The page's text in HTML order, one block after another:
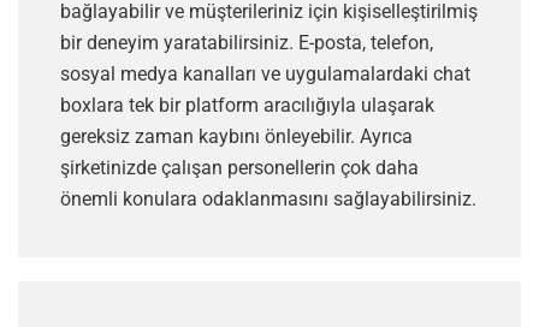
bağlayabilir ve müşterileriniz için kişiselleştirilmiş
bir deneyim yaratabilirsiniz. E-posta, telefon,
sosyal medya kanalları ve uygulamalardaki chat
boxlara tek bir platform aracılığıyla ulaşarak
gereksiz zaman kaybını önleyebilir. Ayrıca
şirketinizde çalışan personellerin çok daha
önemli konulara odaklanmasını sağlayabilirsiniz.